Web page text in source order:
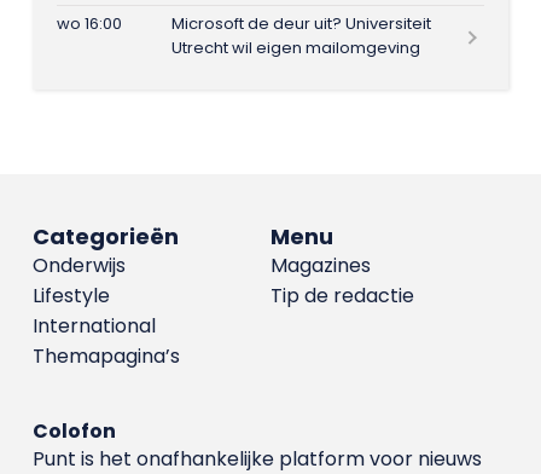
wo 16:00
Microsoft de deur uit? Universiteit
Utrecht wil eigen mailomgeving
Menu
Magazines
Tip de redactie
Categorieën
Onderwijs
Lifestyle
International
Themapagina’s
Colofon
Punt is het onafhankelijke platform voor nieuws